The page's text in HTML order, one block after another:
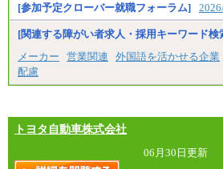
[参加予定クローバー就職フォーラム]
[関連する障がい者求人・採用キーワード検
メーカー
営業関連 外国語を活かせる企業
配慮
トヨタ自動車株式会社
06月30日更新